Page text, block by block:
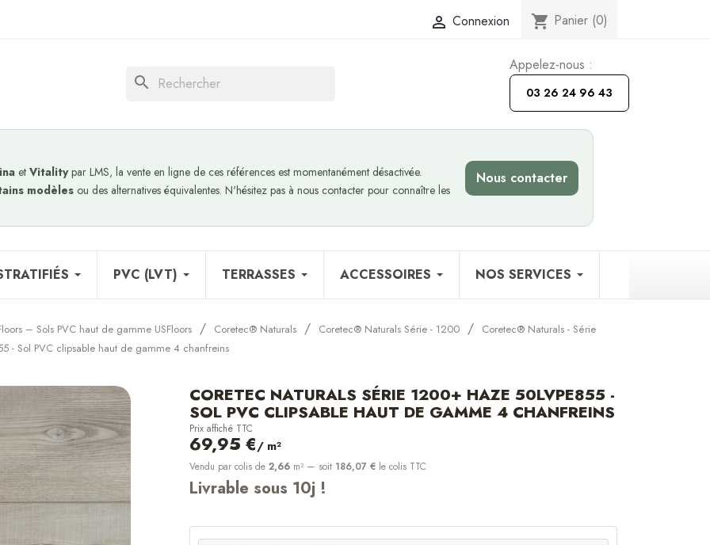
 Connexion shopping_cart Panier (0)
search
Appelez-nous :
03 26 24 96 43
et Vitalitypar LMS, la vente en ligne de ces références est momentanément désactivée.
modèles ou des alternatives équivalentes. N'hésitez pas à nous contacter pour connaître les
Nous contacter
PVC (LVT) TERRASSES ACCESSOIRES NOS SERVICES
– Sols PVC haut de gamme USFloors Coretec® Naturals Coretec® Naturals Série - 1200
Coretec® Naturals - Série
- Sol PVC clipsable haut de gamme 4 chanfreins
CORETEC NATURALS SÉRIE 1200+ HAZE 50LVPE855 -
SOL PVC CLIPSABLE HAUT DE GAMME 4 CHANFREINS
Prix affiché TTC
69,95 €/ m²
Vendu par colis de 2,66 m² — soit 186,07 € le colis TTC
Livrable sous 10j !